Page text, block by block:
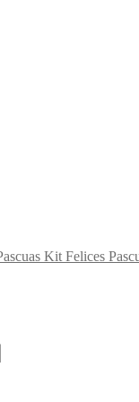
Kit Felices